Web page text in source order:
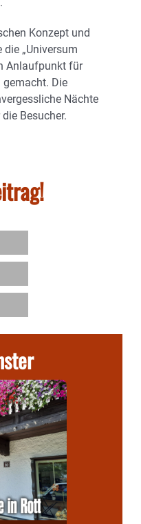
Konzept und
„Universum
Anlaufpunkt für
gemacht. Die
Nächte
Besucher.